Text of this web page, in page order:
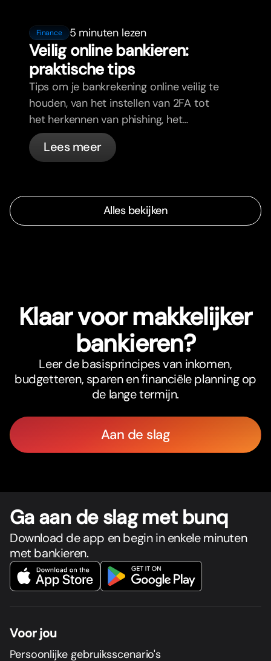
Finance 5 minuten lezen
Veilig online bankieren:
praktische tips
Tips om je bankrekening online veilig te
houden, van het instellen van 2FA tot
het herkennen van phishing, het
beheren van je passen en wat bunq
automatisch voor je regelt.
Lees meer
Alles bekijken
Klaar voor makkelijker
bankieren?
Leer de basisprincipes van inkomen,
budgetteren, sparen en financiële planning op
de lange termijn.
Aan de slag
Ga aan de slag met bunq
Download de app en begin in enkele minuten
met bankieren.
Voor jou
Persoonlijke gebruiksscenario's